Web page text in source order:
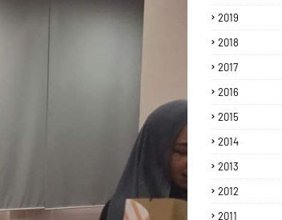
2019
2018
2017
2016
2015
2014
2013
2012
2011